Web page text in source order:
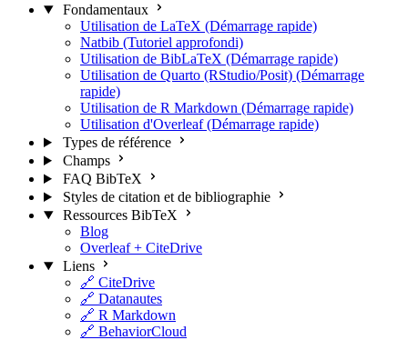
Fondamentaux
Utilisation de LaTeX (Démarrage rapide)
Natbib (Tutoriel approfondi)
Utilisation de BibLaTeX (Démarrage rapide)
Utilisation de Quarto (RStudio/Posit) (Démarrage
rapide)
Utilisation de R Markdown (Démarrage rapide)
Utilisation d'Overleaf (Démarrage rapide)
Types de référence
Champs
FAQ BibTeX
Styles de citation et de bibliographie
Ressources BibTeX
Blog
Overleaf + CiteDrive
Liens
🔗 CiteDrive
🔗 Datanautes
🔗 R Markdown
🔗 BehaviorCloud